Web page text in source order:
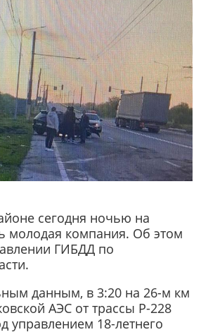
сегодня ночью на
молодая компания. Об этом
ГИБДД по
данным, в 3:20 на 26-м км
АЭС от трассы Р-228
управлением 18-летнего